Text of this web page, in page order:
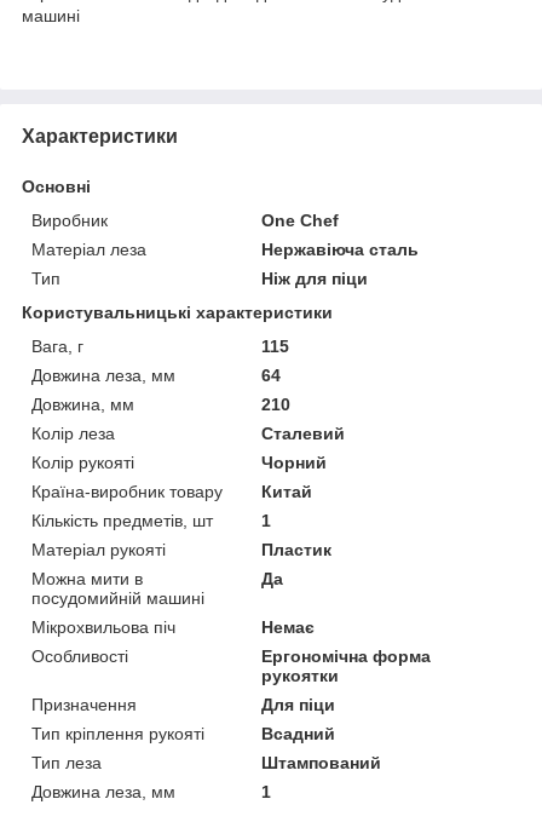
машині
Характеристики
Основні
Виробник
One Chef
Матеріал леза
Нержавіюча сталь
Тип
Ніж для піци
Користувальницькі характеристики
Вага, г
115
Довжина леза, мм
64
Довжина, мм
210
Колір леза
Сталевий
Колір рукояті
Чорний
Країна-виробник товару
Китай
Кількість предметів, шт
1
Матеріал рукояті
Пластик
Можна мити в
посудомийній машині
Да
Мікрохвильова піч
Немає
Особливості
Ергономічна форма
рукоятки
Призначення
Для піци
Тип кріплення рукояті
Всадний
Тип леза
Штампований
Довжина леза, мм
1